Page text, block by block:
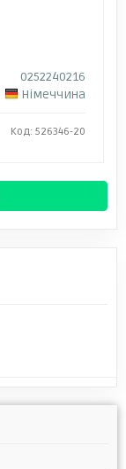
0252240216
Німеччина
Код: 526346-20